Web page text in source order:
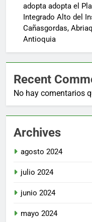
adopta adopta el
Integrado Alto del
Cañasgordas,
Antioquia
Recent
No hay comentarios
Archives
agosto 2024
julio 2024
junio 2024
mayo 2024